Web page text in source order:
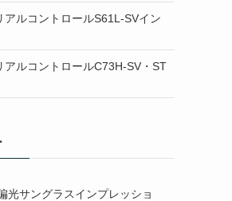
アルコントロールS61L-SVイン
アルコントロールC73H-SV・ST
光サングラスインプレッショ